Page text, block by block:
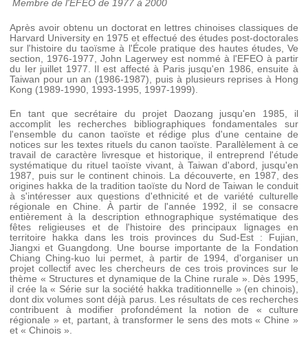
Membre de l'EFEO de 1977 à 2000
Après avoir obtenu un doctorat en lettres chinoises classiques de
Harvard University en 1975 et effectué des études post-doctorales
sur l'histoire du taoïsme à l'École pratique des hautes études, Ve
section, 1976-1977, John Lagerwey est nommé à l'EFEO à partir
du Ier juillet 1977. Il est affecté à Paris jusqu'en 1986, ensuite à
Taiwan pour un an (1986-1987), puis à plusieurs reprises à Hong
Kong (1989-1990, 1993-1995, 1997-1999).
En tant que secrétaire du projet Daozang jusqu'en 1985, il
accomplit les recherches bibliographiques fondamentales sur
l'ensemble du canon taoïste et rédige plus d'une centaine de
notices sur les textes rituels du canon taoïste. Parallèlement à ce
travail de caractère livresque et historique, il entreprend l'étude
systématique du rituel taoïste vivant, à Taiwan d'abord, jusqu'en
1987, puis sur le continent chinois. La découverte, en 1987, des
origines hakka de la tradition taoïste du Nord de Taiwan le conduit
à s'intéresser aux questions d'ethnicité et de variété culturelle
régionale en Chine. À partir de l'année 1992, il se consacre
entièrement à la description ethnographique systématique des
fêtes religieuses et de l'histoire des principaux lignages en
territoire hakka dans les trois provinces du Sud-Est : Fujian,
Jiangxi et Guangdong. Une bourse importante de la Fondation
Chiang Ching-kuo lui permet, à partir de 1994, d'organiser un
projet collectif avec les chercheurs de ces trois provinces sur le
thème « Structures et dynamique de la Chine rurale ». Dès 1995,
il crée la « Série sur la société hakka traditionnelle » (en chinois),
dont dix volumes sont déjà parus. Les résultats de ces recherches
contribuent à modifier profondément la notion de « culture
régionale » et, partant, à transformer le sens des mots « Chine »
et « Chinois ».